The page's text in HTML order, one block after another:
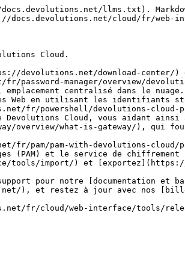
llms.txt).
docs.devolutions.net/cloud/fr/web-
Cloud.
devolutions.net/download-center/)
centralisé dans le
Web en utilisant les identifiants
Devolutions Cloud, vous aidant
(PAM) et le service de
tools/import/) et
pour notre [documentation et
), et restez à jour avec nos
fr/cloud/web-interface/tools/